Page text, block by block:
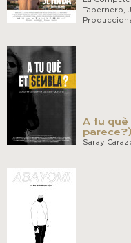
Tabernero,
A tu
parece?)
Saray